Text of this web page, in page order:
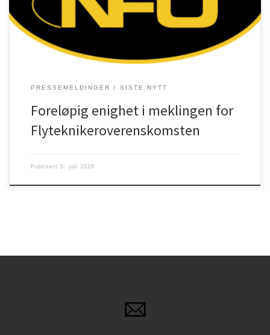
iverksatt Se Riksmeklerens møtebok og forslag:
https://www.riksmekleren.no/rikssaker/2026-067
PRESSEMELDINGER SISTE NYTT
Foreløpig enighet i meklingen for
Flyteknikeroverenskomsten
Publisert 5. juli 2026